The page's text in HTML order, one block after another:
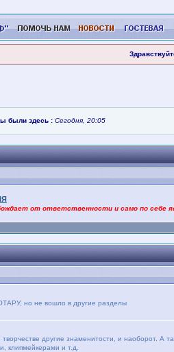
были здесь : Сегодня, 20:05
от ответственности и само по себе
но не вошло в другие разделы
другие знаменитости, и наоборот. А
клипмейкерами и т.д.